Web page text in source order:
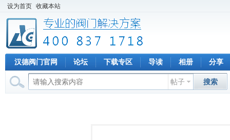
设为首页 收藏本站
汉德阀门官网 论坛 下载专区 导读 相册 分享
帖子 搜索